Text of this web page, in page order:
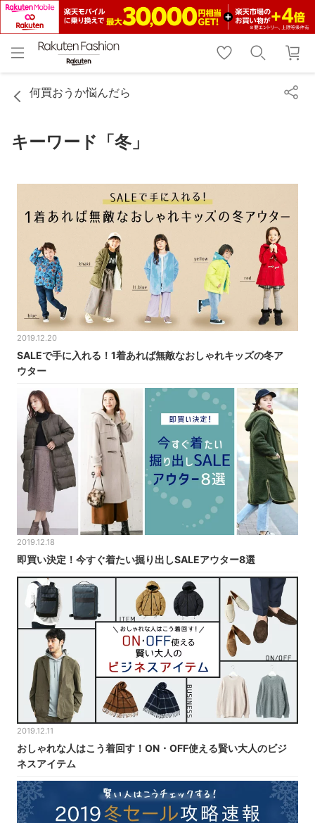
menu home
トップ
shopping_cart lock_outline
ログイン
何買おうか悩んだら
キーワード「冬」
2019.12.20
SALEで手に入れる！1着あれば無敵なおしゃれキッズの冬ア
ウター
2019.12.18
即買い決定！今すぐ着たい掘り出しSALEアウター8選
2019.12.11
おしゃれな人はこう着回す！ON・OFF使える賢い大人のビジ
ネスアイテム